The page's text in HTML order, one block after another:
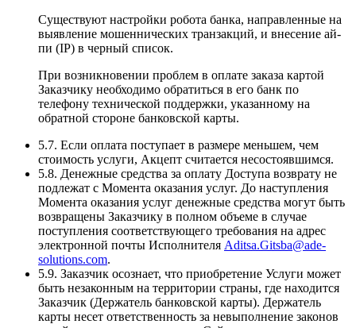
Существуют настройки робота банка, направленные на
выявление мошеннических транзакций, и внесение ай-
пи (IP) в черный список.
При возникновении проблем в оплате заказа картой
Заказчику необходимо обратиться в его банк по
телефону технической поддержки, указанному на
обратной стороне банковской карты.
5.7. Если оплата поступает в размере меньшем, чем
стоимость услуги, Акцепт считается несостоявшимся.
5.8. Денежные средства за оплату Доступа возврату не
подлежат с Момента оказания услуг. До наступления
Момента оказания услуг денежные средства могут быть
возвращены Заказчику в полном объеме в случае
поступления соответствующего требования на адрес
электронной почты Исполнителя Aditsa.Gitsba@ade-
solutions.com.
5.9. Заказчик осознает, что приобретение Услуги может
быть незаконным на территории страны, где находится
Заказчик (Держатель банковской карты). Держатель
карты несет ответственность за невыполнение законов